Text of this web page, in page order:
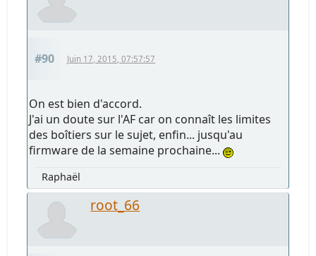
#90 Juin 17, 2015, 07:57:57
On est bien d'accord.
J'ai un doute sur l'AF car on connaît les limites
des boîtiers sur le sujet, enfin... jusqu'au
firmware de la semaine prochaine...
Raphaël
root_66